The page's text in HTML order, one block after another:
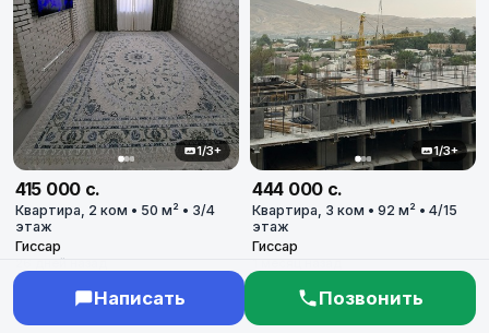
1/3+
415 000 с.
Квартира, 2 ком • 50 м² • 3/4
этаж
Гиссар
26 дней назад
1/3+
444 000 с.
Квартира, 3 ком • 92 м² • 4/15
этаж
Гиссар
Написать Позвонить